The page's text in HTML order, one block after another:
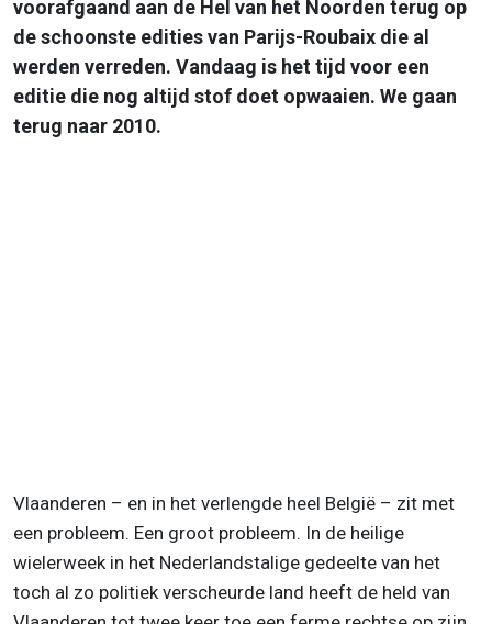
voorafgaand aan de Hel van het Noorden terug op
de schoonste edities van Parijs-Roubaix die al
werden verreden. Vandaag is het tijd voor een
editie die nog altijd stof doet opwaaien. We gaan
terug naar 2010.
Vlaanderen – en in het verlengde heel België – zit met
een probleem. Een groot probleem. In de heilige
wielerweek in het Nederlandstalige gedeelte van het
toch al zo politiek verscheurde land heeft de held van